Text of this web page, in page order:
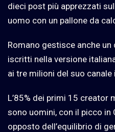
dieci post più apprezzati
uomo con un pallone da
Romano gestisce anche un
iscritti nella versione
ai tre milioni del suo canale
L’85% dei primi 15 creator
sono uomini, con il picco in
opposto dell’equilibrio di